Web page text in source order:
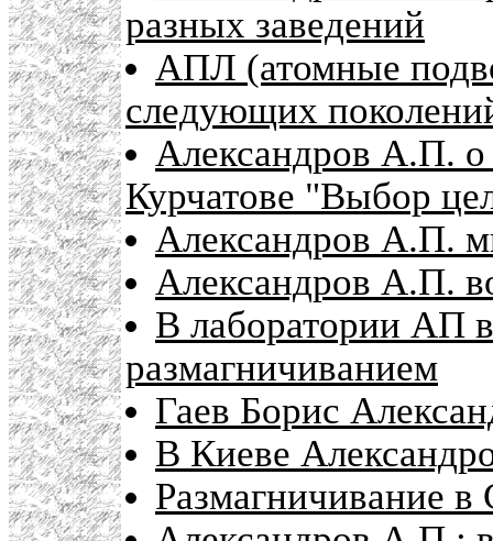
разных заведений
АПЛ (атомные
следующих
Александров А.П.
Курчатове "Выбор
Александров А.П.
Александров А.П.
В лаборатории АП
размагничиванием
Гаев Борис
В Киеве
Размагничивание в